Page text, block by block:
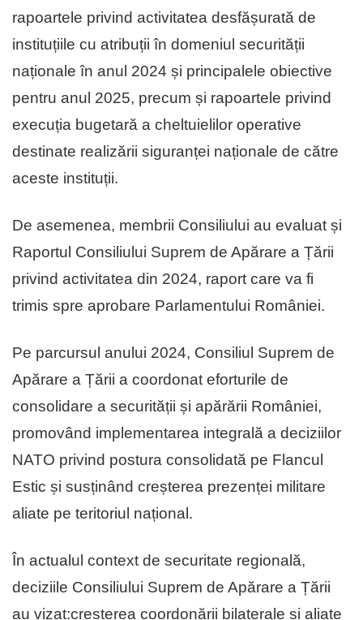
rapoartele privind activitatea desfășurată de
instituțiile cu atribuții în domeniul securității
naționale în anul 2024 și principalele obiective
pentru anul 2025, precum și rapoartele privind
execuția bugetară a cheltuielilor operative
destinate realizării siguranței naționale de către
aceste instituții.
De asemenea, membrii Consiliului au evaluat și
Raportul Consiliului Suprem de Apărare a Țării
privind activitatea din 2024, raport care va fi
trimis spre aprobare Parlamentului României.
Pe parcursul anului 2024, Consiliul Suprem de
Apărare a Țării a coordonat eforturile de
consolidare a securității și apărării României,
promovând implementarea integrală a deciziilor
NATO privind postura consolidată pe Flancul
Estic și susținând creșterea prezenței militare
aliate pe teritoriul național.
În actualul context de securitate regională,
deciziile Consiliului Suprem de Apărare a Țării
au vizat:creșterea coordonării bilaterale și aliate